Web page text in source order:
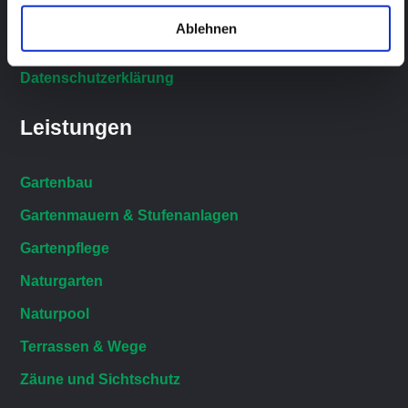
Ablehnen
Magazin
Impressum
Datenschutzerklärung
Leistungen
Gartenbau
Gartenmauern & Stufenanlagen
Gartenpflege
Naturgarten
Naturpool
Terrassen & Wege
Zäune und Sichtschutz